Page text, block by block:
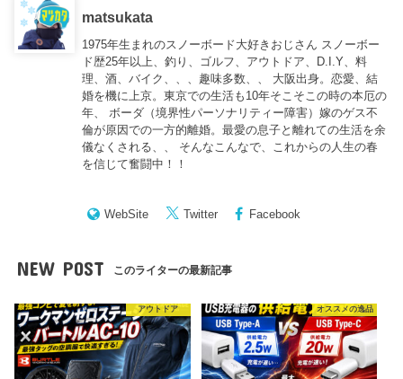
matsukata
1975年生まれのスノーボード大好きおじさん スノーボー
ド歴25年以上、釣り、ゴルフ、アウトドア、D.I.Y、料
理、酒、バイク、、、趣味多数、、 大阪出身。恋愛、結
婚を機に上京。東京での生活も10年そこそこの時の本厄の
年、 ボーダ（境界性パーソナリティー障害）嫁のゲス不
倫が原因での一方的離婚。最愛の息子と離れての生活を余
儀なくされる、、 そんなこんなで、これからの人生の春
を信じて奮闘中！！
WebSite Twitter Facebook
NEW POST このライターの最新記事
アウトドア オススメの逸品